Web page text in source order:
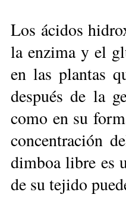
Los ácidos
la enzima y el
en las plantas
después de la
como en su
concentración
dimboa libre es
de su tejido